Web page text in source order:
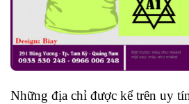
Những địa chỉ được kể trên uy